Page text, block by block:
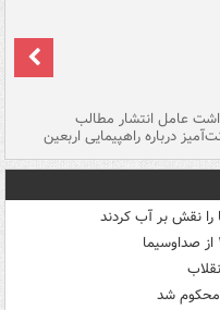
عامل انتشار مطالب
درباره راهپیمایی اربعین
نقش بر آب کردند